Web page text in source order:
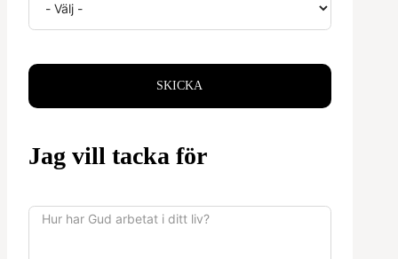
SKICKA
Jag vill tacka för